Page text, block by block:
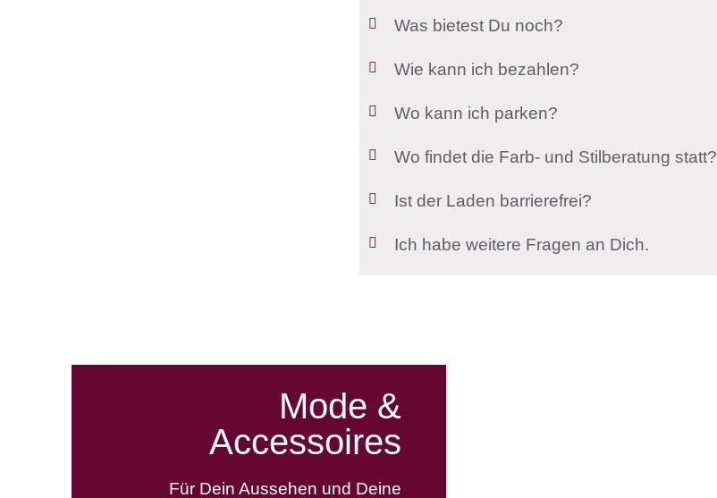
Was bietest Du noch?
Wie kann ich bezahlen?
Wo kann ich parken?
Wo findet die Farb- und Stilberatung statt?
Ist der Laden barrierefrei?
Ich habe weitere Fragen an Dich.
Mode &
Accessoires
Für Dein Aussehen und Deine